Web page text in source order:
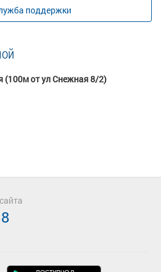
поддержки
(100м от ул Снежная 8/2)